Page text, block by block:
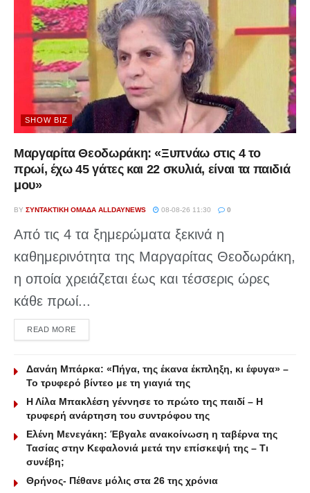
SHOW BIZ
Μαργαρίτα Θεοδωράκη: «Ξυπνάω στις 4 το
πρωί, έχω 45 γάτες και 22 σκυλιά, είναι τα παιδιά
μου»
BY ΣΥΝΤΑΚΤΙΚΉ ΟΜΆΔΑ ALLDAYNEWS 08-08-26 11:30 0
Από τις 4 τα ξημερώματα ξεκινά η
καθημερινότητα της Μαργαρίτας Θεοδωράκη,
η οποία χρειάζεται έως και τέσσερις ώρες
κάθε πρωί...
READ MOREDETAILS
Δανάη Μπάρκα: «Πήγα, της έκανα έκπληξη, κι έφυγα» –
Το τρυφερό βίντεο με τη γιαγιά της
Η Λίλα Μπακλέση γέννησε το πρώτο της παιδί – Η
τρυφερή ανάρτηση του συντρόφου της
Ελένη Μενεγάκη: Έβγαλε ανακοίνωση η ταβέρνα της
Τασίας στην Κεφαλονιά μετά την επίσκεψή της – Τι
συνέβη;
Θρήνος- Πέθανε μόλις στα 26 της χρόνια